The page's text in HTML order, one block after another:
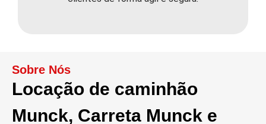
Sobre Nós
Locação de caminhão
Munck, Carreta Munck e